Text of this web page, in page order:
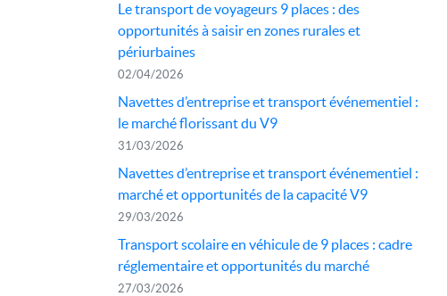
Le transport de voyageurs 9 places : des
opportunités à saisir en zones rurales et
périurbaines
02/04/2026
Navettes d’entreprise et transport événementiel :
le marché florissant du V9
31/03/2026
Navettes d’entreprise et transport événementiel :
marché et opportunités de la capacité V9
29/03/2026
Transport scolaire en véhicule de 9 places : cadre
réglementaire et opportunités du marché
27/03/2026